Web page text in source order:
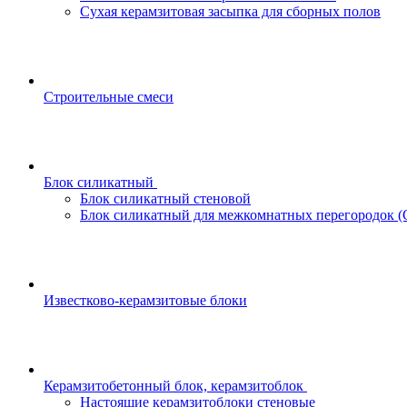
Сухая керамзитовая засыпка для сборных полов
Строительные смеси
Блок силикатный
Блок силикатный стеновой
Блок силикатный для межкомнатных перегородок
Известково-керамзитовые блоки
Керамзитобетонный блок, керамзитоблок
Настоящие керамзитоблоки стеновые